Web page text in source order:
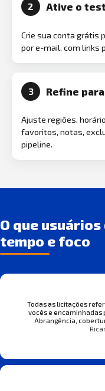
2 Ative o
Crie sua conta grátis
por e-mail, com links
3 Refine
Ajuste regiões,
favoritos, notas,
pipeline.
O que
tempo e foco
Todas as licitações
vocês e encaminhadas
Abrangência,